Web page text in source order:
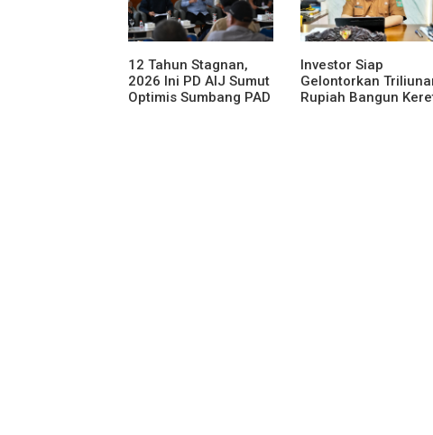
12 Tahun Stagnan,
2026 Ini PD AIJ Sumut
Optimis Sumbang PAD
Investor Siap
Gelontorkan
Rupiah Bangun